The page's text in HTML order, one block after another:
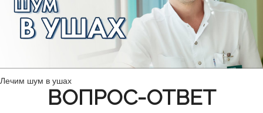
Лечим шум в ушах
ВОПРОС-ОТВЕТ